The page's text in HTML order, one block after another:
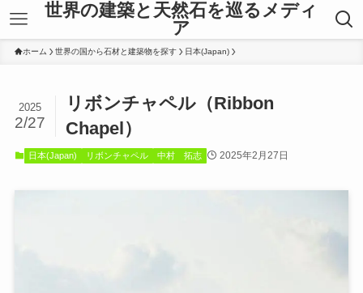
世界の建築と天然石を巡るメディ
ア
ホーム 世界の国から石材と建築物を探す 日本(Japan)
リボンチャペル（Ribbon
Chapel）
2025
2/27
日本(Japan) リボンチャペル 中村 拓志 2025年2月27日